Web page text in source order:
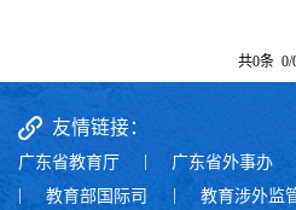
共0条 0/
友情链接：
广东省教育厅 广东省外事办
教育部国际司 教育涉外监